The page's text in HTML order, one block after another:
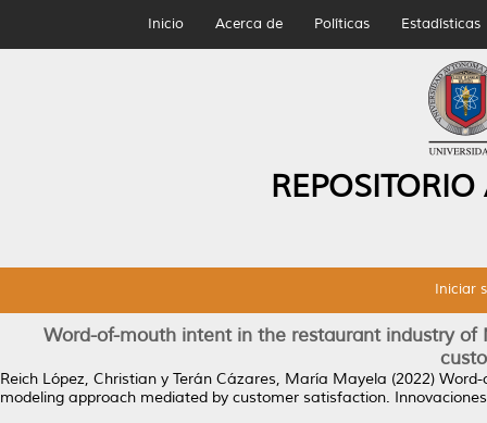
Inicio Acerca de Políticas Estadísticas
Iniciar
Word-of-mouth intent in the restaurant industry
Reich López, Christian y Terán Cázares, María Mayela (2022)
modeling approach mediated by customer satisfaction.